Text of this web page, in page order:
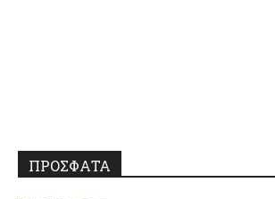
ΠΡΟΣΦΑΤΑ